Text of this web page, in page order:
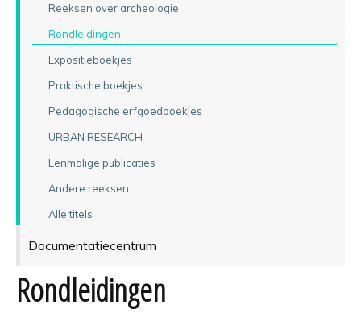
Reeksen over archeologie
Rondleidingen
Expositieboekjes
Praktische boekjes
Pedagogische erfgoedboekjes
URBAN RESEARCH
Eenmalige publicaties
Andere reeksen
Alle titels
Documentatiecentrum
Rondleidingen